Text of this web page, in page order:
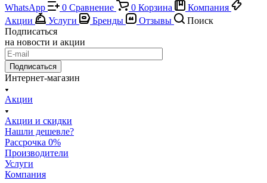
WhatsApp
0 Сравнение 0 Корзина
Компания
Акции
Услуги Бренды Отзывы
Поиск
Подписаться
на новости и акции
Подписаться
Интернет-магазин
Акции
Акции и скидки
Нашли дешевле?
Рассрочка 0%
Производители
Услуги
Компания